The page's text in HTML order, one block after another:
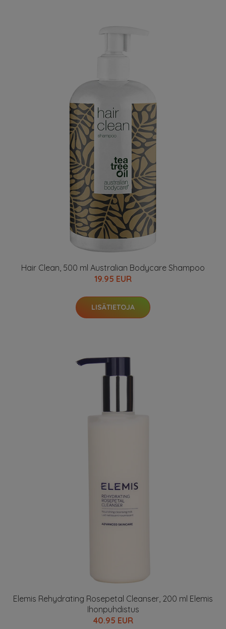
Hair Clean, 500 ml Australian Bodycare Shampoo
19.95 EUR
LISÄTIETOJA
Elemis Rehydrating Rosepetal Cleanser, 200 ml Elemis
Ihonpuhdistus
40.95 EUR